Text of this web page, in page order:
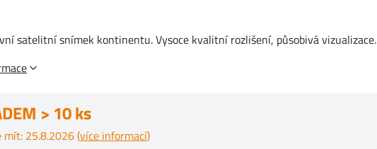
satelitní snímek kontinentu. Vysoce kvalitní rozlišení, působivá vizualizace.
> 10 ks
mít: 25.8.2026 (více informací)